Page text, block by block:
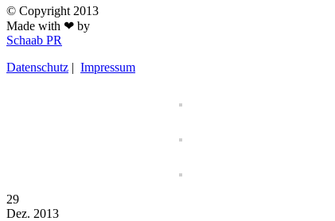
© Copyright 2013
Made with ❤ by
Schaab PR
Datenschutz | Impressum
29
Dez. 2013